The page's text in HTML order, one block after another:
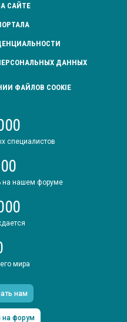
САЙТЕ
ДАННЫХ
ФАЙЛОВ COOKIE
специалистов
на нашем форуме
мира
нам
на форум